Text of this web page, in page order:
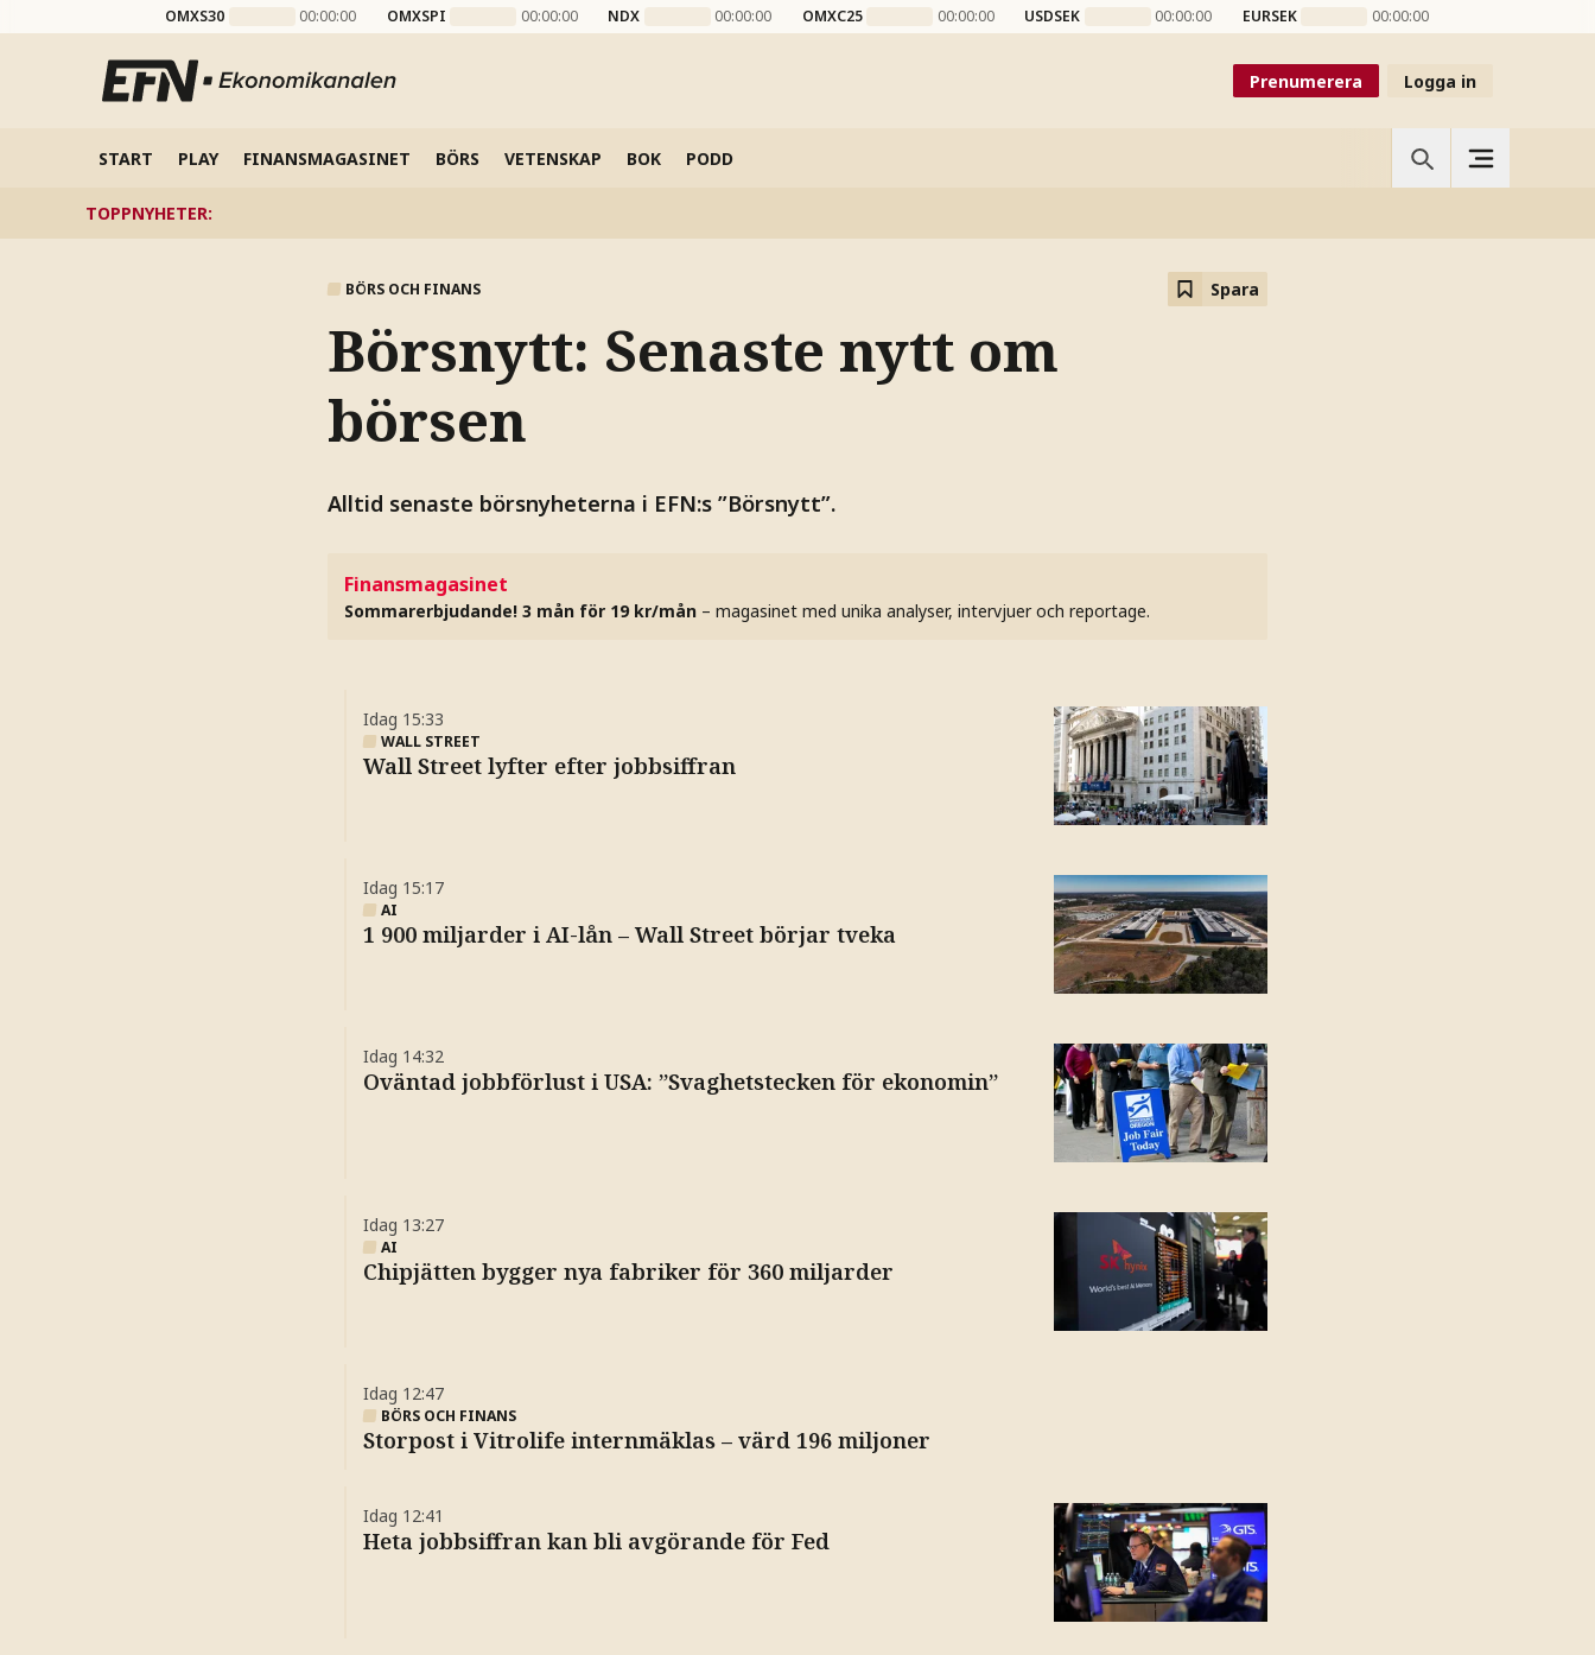
OMXS30 00:00:00 OMXSPI 00:00:00 NDX 00:00:00 OMXC25 00:00:00 USDSEK 00:00:00 EURSEK 00:00:00
Prenumerera Logga in
START PLAY FINANSMAGASINET BÖRS VETENSKAP BOK PODD
TOPPNYHETER:
BÖRS OCH FINANS Spara
Börsnytt: Senaste nytt om
börsen
Alltid senaste börsnyheterna i EFN:s ”Börsnytt”.
Finansmagasinet
Sommarerbjudande! 3 mån för 19 kr/mån – magasinet med unika analyser, intervjuer och reportage.
Idag 15:33
WALL STREET
Wall Street lyfter efter jobbsiffran
Idag 15:17
AI
1 900 miljarder i AI-lån – Wall Street börjar tveka
Idag 14:32
Oväntad jobbförlust i USA: ”Svaghetstecken för ekonomin”
Idag 13:27
AI
Chipjätten bygger nya fabriker för 360 miljarder
Idag 12:47
BÖRS OCH FINANS
Storpost i Vitrolife internmäklas – värd 196 miljoner
Idag 12:41
Heta jobbsiffran kan bli avgörande för Fed